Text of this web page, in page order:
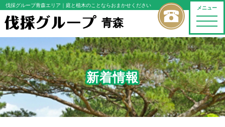
メニュー
toggle
伐採グループ青森エリア ｜庭と植木のことならおまかせください
青森
新着情報